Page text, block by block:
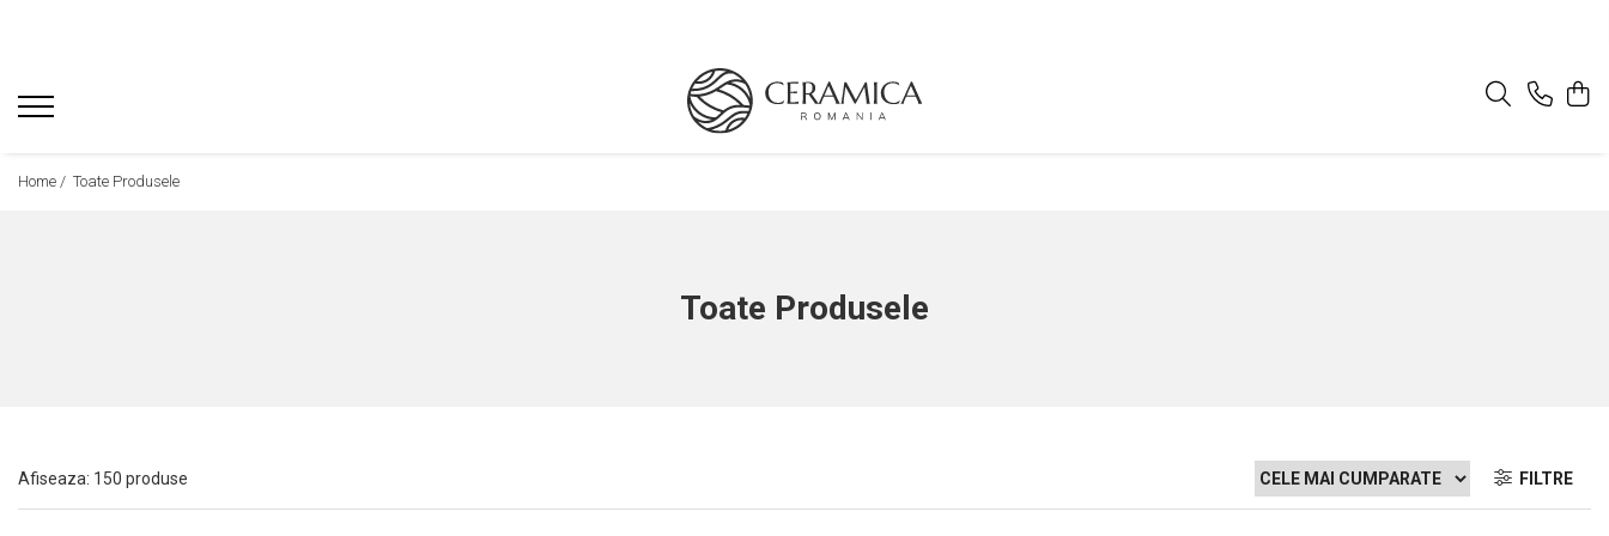
Home / Toate Produsele
Toate Produsele
Afiseaza: 150 produse FILTRE